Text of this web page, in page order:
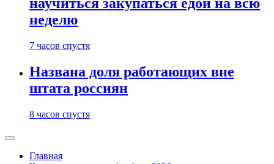
научиться закупаться едой на всю
неделю
7 часов спустя
Названа доля работающих вне
штата россиян
8 часов спустя
Главная